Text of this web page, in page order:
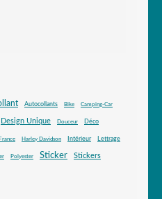
Autocollants Bike Camping-Car
Design Unique Douceur Déco
France Harley Davidson Intérieur Lettrage
Polyester Sticker Stickers